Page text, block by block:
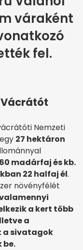
váraként
fel.
Vácrátót
Nemzeti
27 hektáron
60 madárfaj és kb.
22 halfaj él.
növényfélét
a kert több
a
a sivatagok